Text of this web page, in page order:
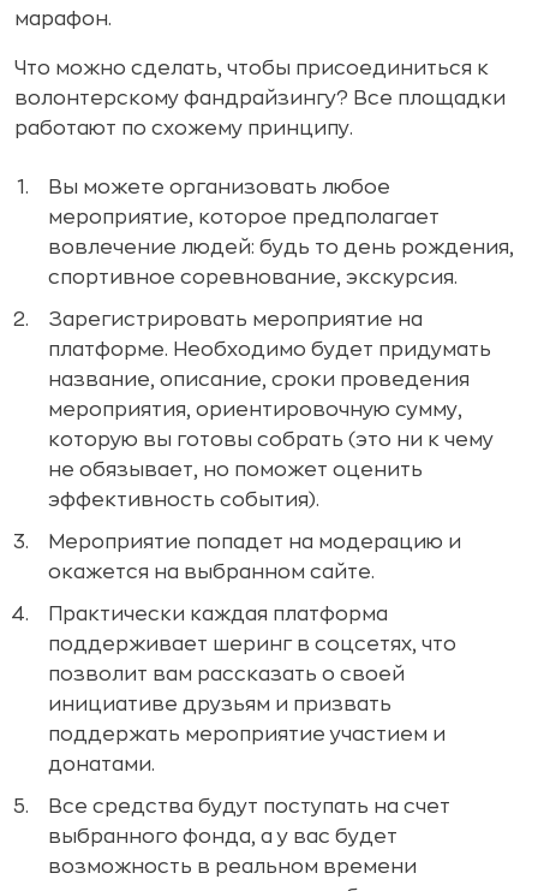
марафон.
Что можно сделать, чтобы присоединиться к
волонтерскому фандрайзингу? Все площадки
работают по схожему принципу.
Вы можете организовать любое
мероприятие, которое предполагает
вовлечение людей: будь то день рождения,
спортивное соревнование, экскурсия.
Зарегистрировать мероприятие на
платформе. Необходимо будет придумать
название, описание, сроки проведения
мероприятия, ориентировочную сумму,
которую вы готовы собрать (это ни к чему
не обязывает, но поможет оценить
эффективность события).
Мероприятие попадет на модерацию и
окажется на выбранном сайте.
Практически каждая платформа
поддерживает шеринг в соцсетях, что
позволит вам рассказать о своей
инициативе друзьям и призвать
поддержать мероприятие участием и
донатами.
Все средства будут поступать на счет
выбранного фонда, а у вас будет
возможность в реальном времени